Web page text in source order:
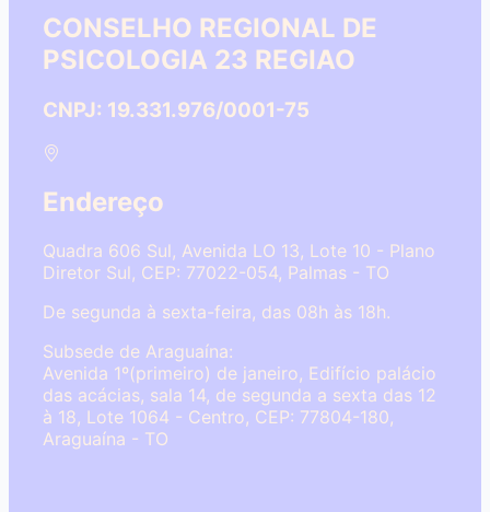
CONSELHO REGIONAL DE
PSICOLOGIA 23 REGIAO
CNPJ: 19.331.976/0001-75
Endereço
Quadra 606 Sul, Avenida LO 13, Lote 10 - Plano
Diretor Sul, CEP: 77022-054, Palmas - TO
De segunda à sexta-feira, das 08h às 18h.
Subsede de Araguaína:
Avenida 1º(primeiro) de janeiro, Edifício palácio
das acácias, sala 14, de segunda a sexta das 12
à 18, Lote 1064 - Centro, CEP: 77804-180,
Araguaína - TO